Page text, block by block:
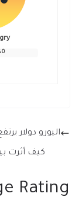
0
اليورو دولار
كيف أثرت
Rating